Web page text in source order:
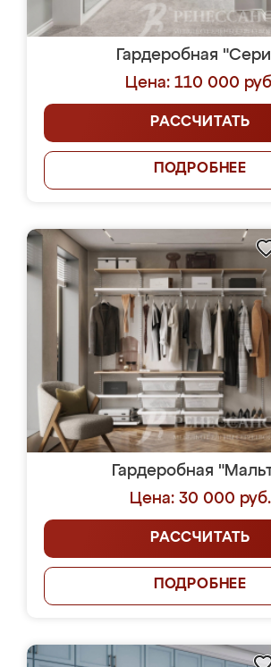
Гардеробная
Цена: 110 000
РАССЧИТАТЬ
ПОДРОБНЕЕ
Гардеробная
Цена: 30 000 руб.
РАССЧИТАТЬ
ПОДРОБНЕЕ